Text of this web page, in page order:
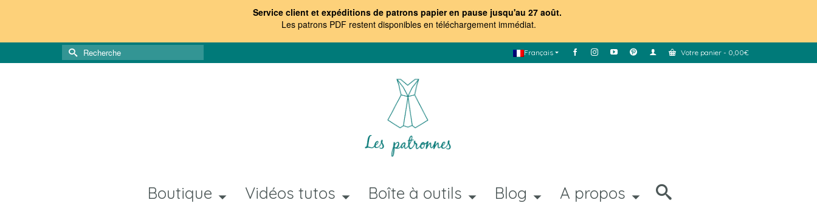
Service client et expéditions de patrons papier en pause jusqu'au 27 août.
Les patrons PDF restent disponibles en téléchargement immédiat.
Français Votre panier - 0,00€
Rechercher :
Boutique Vidéos tutos Boîte à outils Blog A propos